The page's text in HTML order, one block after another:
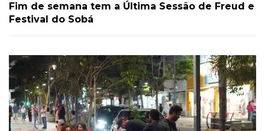
Fim de semana tem a Última Sessão de Freud e
Festival do Sobá